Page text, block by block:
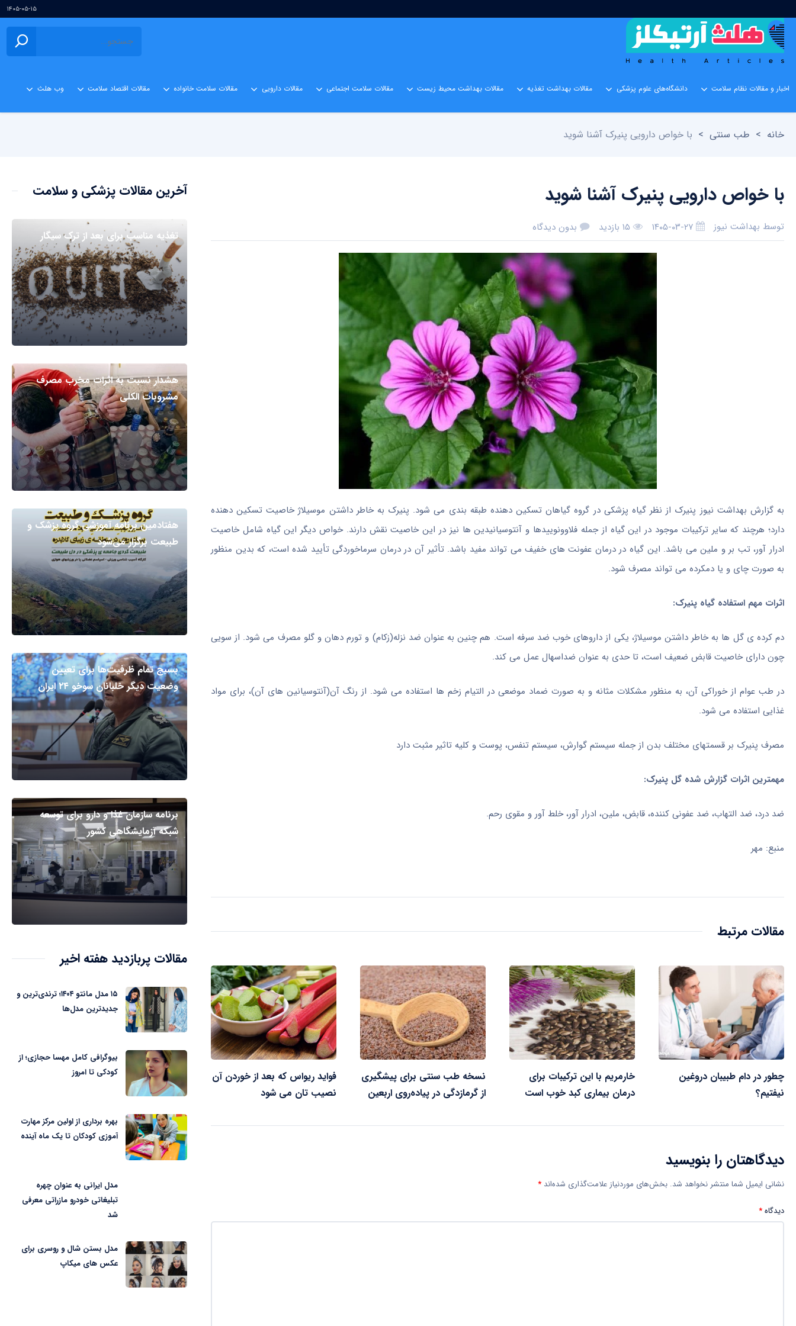
۱۴۰۵-۰۵-۱۵
اخبار و مقالات نظام سلامت دانشگاه‌های علوم پزشکی مقالات بهداشت تغذیه مقالات بهداشت محیط زیست مقالات سلامت اجتماعی مقالات دارویی مقالات سلامت خانواده مقالات اقتصاد سلامت وب هلث
خانه > طب سنتی > با خواص دارویی پنیرک آشنا شوید
با خواص دارویی پنیرک آشنا شوید
توسط بهداشت نیوز ۱۴۰۵-۰۳-۲۷ ۱۵ بازدید بدون دیدگاه
به گزارش بهداشت نیوز پنیرک از نظر گیاه پزشکی در گروه گیاهان تسکین دهنده طبقه بندی می شود. پنیرک به خاطر داشتن موسیلاژ خاصیت تسکین دهنده
دارد؛ هرچند که سایر ترکیبات موجود در این گیاه از جمله فلاوونوییدها و آنتوسیانیدین ها نیز در این خاصیت نقش دارند. خواص دیگر این گیاه شامل خاصیت
ادرار آور، تب بر و ملین می باشد. این گیاه در درمان عفونت های خفیف می تواند مفید باشد. تأثیر آن در درمان سرماخوردگی تأیید شده است، که بدین منظور
به صورت چای و یا دمکرده می تواند مصرف شود.
اثرات مهم استفاده گیاه پنیرک:
دم کرده ی گل ها به خاطر داشتن موسیلاژ، یکی از داروهای خوب ضد سرفه است. هم چنین به عنوان ضد نزله(زکام) و تورم دهان و گلو مصرف می شود. از سویی
چون دارای خاصیت قابض ضعیف است، تا حدی به عنوان ضداسهال عمل می کند.
در طب عوام از خوراکی آن، به منظور مشکلات مثانه و به صورت ضماد موضعی در التیام زخم ها استفاده می شود. از رنگ آن(آنتوسیانین های آن)، برای مواد
غذایی استفاده می شود.
مصرف پنیرک بر قسمتهای مختلف بدن از جمله سیستم گوارش، سیستم تنفس، پوست و کلیه تاثیر مثبت دارد
مهمترین اثرات گزارش شده گل پنیرک:
ضد درد، ضد التهاب، ضد عفونی کننده، قابض، ملین، ادرار آور، خلط آور و مقوی رحم.
منبع: مهر
مقالات مرتبط
چطور در دام طبیبان دروغین
نیفتیم؟
خارمریم با این ترکیبات برای
درمان بیماری کبد خوب است
نسخه طب سنتی برای پیشگیری
از گرمازدگی در پیاده‌روی اربعین
فواید ریواس که بعد از خوردن آن
نصیب تان می شود
دیدگاهتان را بنویسید
نشانی ایمیل شما منتشر نخواهد شد. بخش‌های موردنیاز علامت‌گذاری شده‌اند *
دیدگاه*
آخرین مقالات پزشکی و سلامت
تغذیه مناسب برای بعد از ترک سیگار
هشدار نسبت به اثرات مخرب مصرف
مشروبات الکلی
هفتادمین برنامه آموزشی گروه پزشک و
طبیعت برگزار می‌شود
بسیج تمام ظرفیت‌ها برای تعیین
وضعیت دیگر خلبانان سوخو ۲۴ ایران
برنامه سازمان غذا و دارو برای توسعه
شبکه آزمایشگاهی کشور
مقالات پربازدید هفته اخیر
۱۵ مدل مانتو ۱۴۰۴؛ ترندی‌ترین و
جدیدترین مدل‌ها
بیوگرافی کامل مهسا حجازی؛ از
کودکی تا امروز
بهره برداری از اولین مرکز مهارت
آموزی کودکان تا یک ماه آینده
مدل ایرانی به عنوان چهره
تبلیغاتی خودرو مازراتی معرفی
شد
مدل بستن شال و روسری برای
عکس های میکاپ